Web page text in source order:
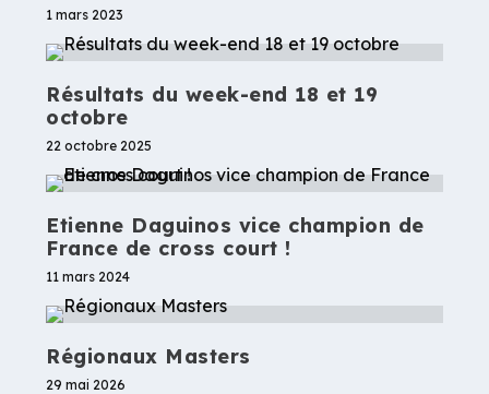
1 mars 2023
Résultats du week-end 18 et 19
octobre
22 octobre 2025
Etienne Daguinos vice champion de
France de cross court !
11 mars 2024
Régionaux Masters
29 mai 2026